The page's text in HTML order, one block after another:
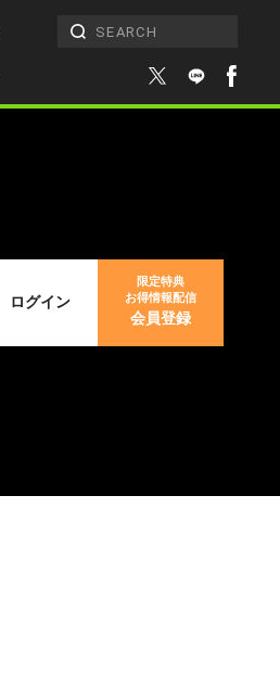
ログイン
限定特典
お得情報配信
会員登録